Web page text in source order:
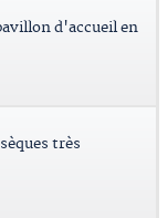
d'accueil en
très